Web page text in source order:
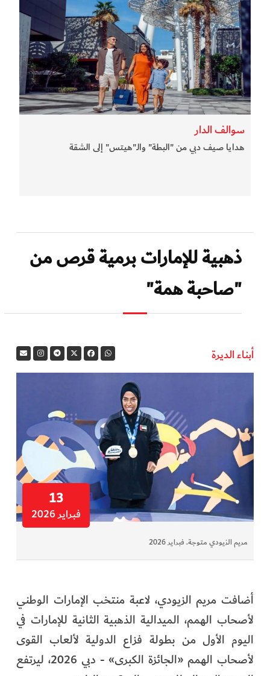
سوالف الدار
هدايا صيف دبي من "البطة" والـ"هيتس" إلى الشقة
ذهبية للإمارات برمية قرص من
"صاحبة همة"
أبناء الديرة
13
فبراير 2026
مريم الزيودي متوجة. فبراير 2026
أضافت مريم الزيودي، لاعبة منتخب الإمارات الوطني
لأصحاب الهمم، الميدالية الذهبية الثانية للإمارات في
اليوم الأول من بطولة فزاع الدولية لألعاب القوى
لأصحاب الهمم «الجائزة الكبرى» - دبي 2026، ليرتفع